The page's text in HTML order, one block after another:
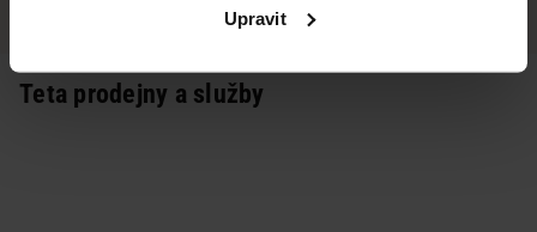
Upravit
Teta prodejny a služby